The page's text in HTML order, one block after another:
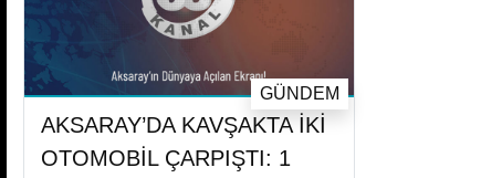
AKSARAY’DA KAVŞAKTA İKİ
OTOMOBİL ÇARPIŞTI: 1
GÜNDEM